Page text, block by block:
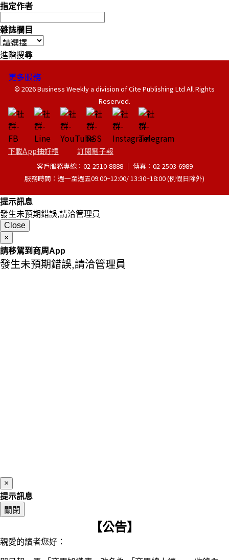
指定作者
雜誌欄目
進階搜尋
更多服務
© 2026 Business Weekly a division of Cite Publishing Ltd All Rights
Reserved.
下載App抽好禮 訂閱電子報
客戶服務專線：02-2510-8888 │ 傳真：02-2503-6989
服務時間：週一至週五09:00~12:00/ 13:30~18:00 (例假日除外)
提示訊息
發生未預期錯誤,請洽管理員
Close
×
請移駕到商周App
發生未預期錯誤,請洽管理員
×
提示訊息
關閉
【公告】
親愛的讀者您好：